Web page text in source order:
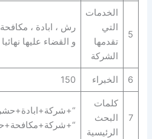
5
الخدمات
التي
تقدمها
الشركة
رش ، ابادة ،
و القضاء عليها نهائيا
6 الخبراء 150
7
كلمات
البحث
الرئيسية